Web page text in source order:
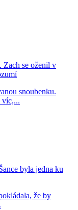
Zach se oženil v
snoubenku.
víc,...
byla jedna ku
že by